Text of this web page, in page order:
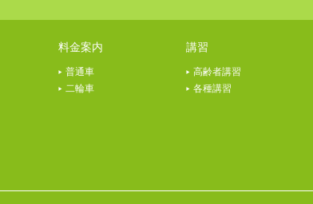
料金案内
普通車
二輪車
講習
高齢者講習
各種講習